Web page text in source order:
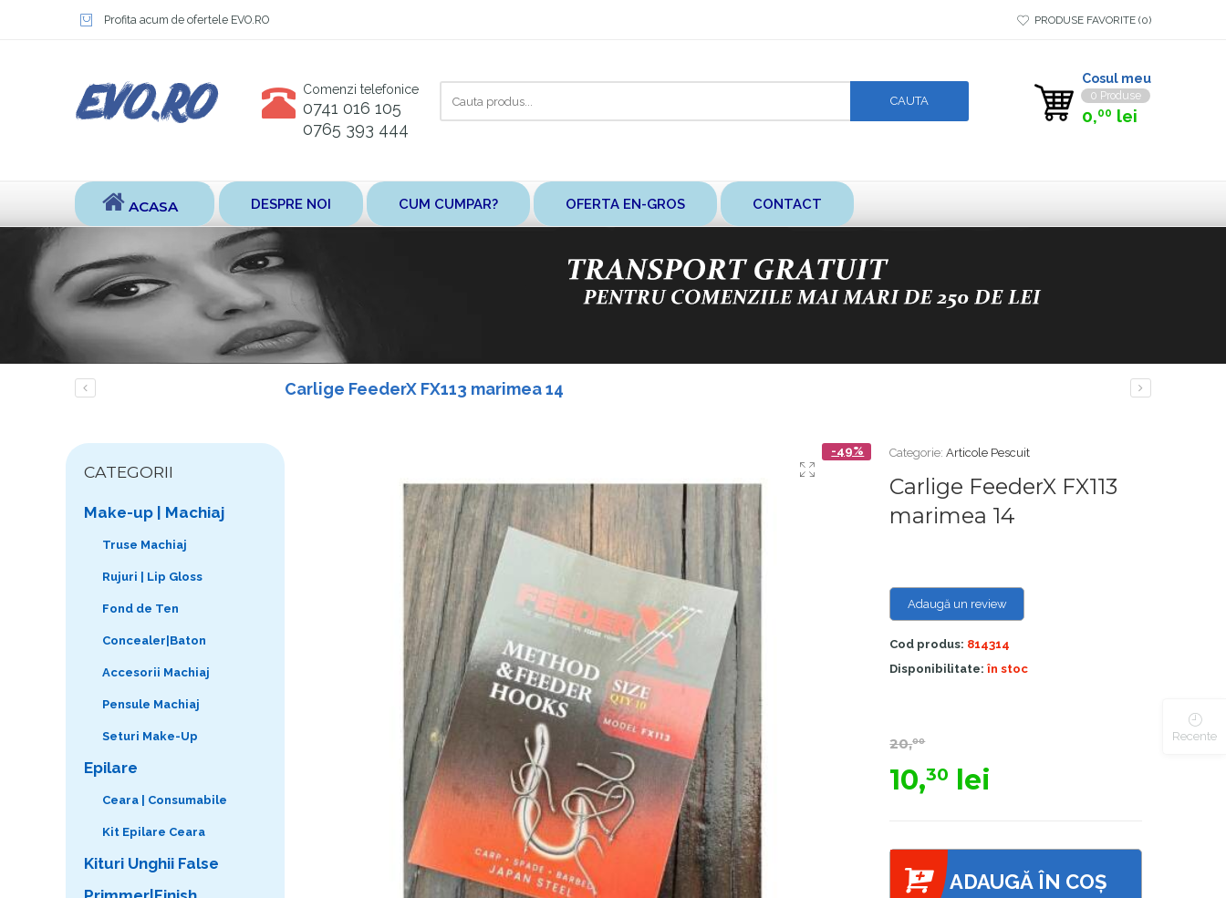
Profita acum de ofertele EVO.RO PRODUSE FAVORITE 0
Comenzi telefonice
0741 016 105
0765 393 444
aici
Cosul meu
0 Produse
0,00 lei
ACASA DESPRE NOI CUM CUMPAR? OFERTA EN-GROS CONTACT
Carlige FeederX FX113 marimea 14
-49% Categorie:Articole Pescuit
Carlige FeederX FX113
marimea 14
Adaugă un review
Cod produs: 814314
Disponibilitate: în stoc
20,00
10,30 lei
ADAUGĂ ÎN COȘ
CATEGORII
Make-up | Machiaj
Truse Machiaj
Rujuri | Lip Gloss
Fond de Ten
Concealer|Baton
Accesorii Machiaj
Pensule Machiaj
Seturi Make-Up
Epilare
Ceara | Consumabile
Kit Epilare Ceara
Kituri Unghii False
Recente